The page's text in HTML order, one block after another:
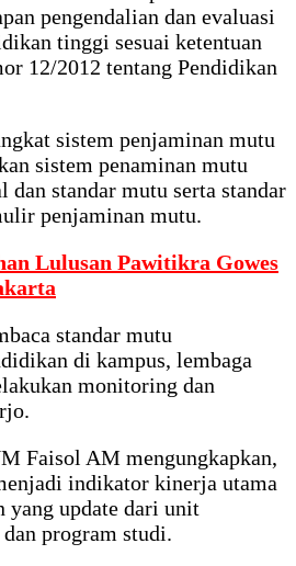
pengendalian dan evaluasi
tinggi sesuai ketentuan
12/2012 tentang Pendidikan
sistem penjaminan mutu
sistem penaminan mutu
dan standar mutu serta standar
penjaminan mutu.
Lulusan Pawitikra Gowes
standar mutu
di kampus, lembaga
monitoring dan
Faisol AM mengungkapkan,
indikator kinerja utama
yang update dari unit
program studi.